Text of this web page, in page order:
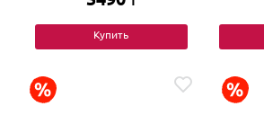
Купить